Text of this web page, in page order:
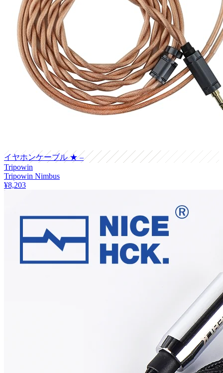
イヤホンケーブル ★ –
Tripowin
Tripowin Nimbus
¥8,203